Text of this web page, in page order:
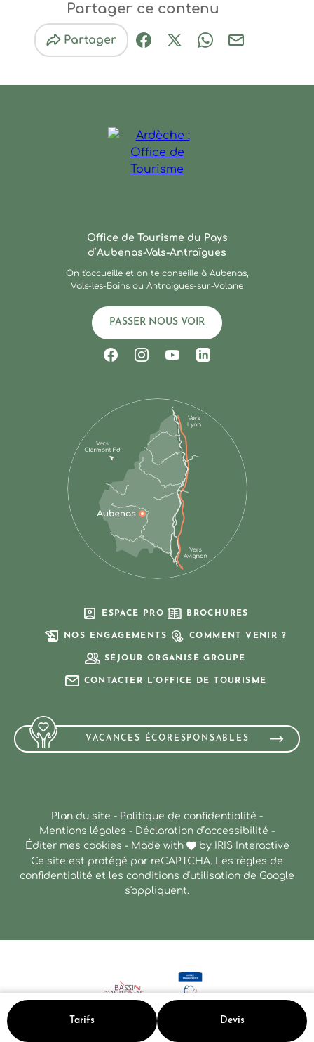
Tarifs Devis
Partager ce contenu
Partager
Partager sur Facebook
Partager sur X / Twitter
Partager sur
Partager par
Office de Tourisme du Pays
d’Aubenas-Vals-Antraïgues
On t'accueille et on te conseille à Aubenas,
Vals-les-Bains ou Antraigues-sur-Volane
PASSER NOUS VOIR
Suivez-nous sur Facebook
Suivez-nous sur Instagram
Suivez-nous sur
Suivez-nous sur
ESPACE PRO BROCHURES
NOS ENGAGEMENTS COMMENT VENIR ?
SÉJOUR ORGANISÉ GROUPE
CONTACTER L’OFFICE DE TOURISME
VACANCES ÉCORESPONSABLES
Plan du site - Politique de confidentialité -
Mentions légales - Déclaration d’accessibilité -
Éditer mes cookies - Made with by
IRIS Interactive
Ce site est protégé par reCAPTCHA. Les règles de
confidentialité et les conditions d'utilisation de Google
s'appliquent.